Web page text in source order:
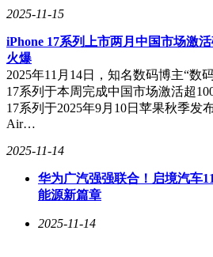
2025-11-15
iPhone 17系列上市两月中国市场激
火爆
2025年11月14日，知名数码博主“数
17系列于本周完成中国市场激活超
17系列于2025年9月10日苹果秋季发
Air…
2025-11-14
华为广汽强强联合！启境汽车
能源新篇章
2025-11-14